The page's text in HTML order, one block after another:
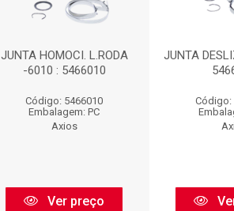
JUNTA HOMOCI. L.RODA
-6010 : 5466010
Código: 5466010
Embalagem: PC
Axios
Ver preço
JUNTA
Código: